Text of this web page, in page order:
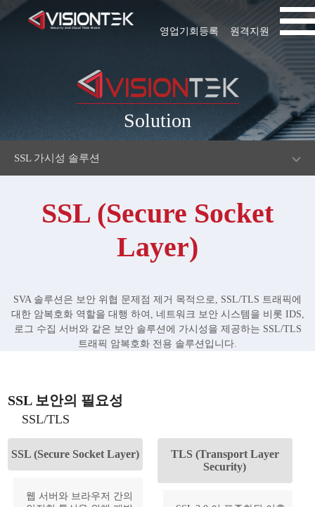
원격지원
영업기회등록
Solution
SSL 가시성 솔루션
SSL (Secure Socket
Layer)
SVA 솔루션은 보안 위협 문제점 제거 목적으로, SSL/TLS 트래픽에
대한 암복호화 역할을 대행 하여, 네트워크 보안 시스템을 비롯 IDS,
로그 수집 서버와 같은 보안 솔루션에 가시성을 제공하는 SSL/TLS
트래픽 암복호화 전용 솔루션입니다.
SSL 보안의 필요성
SSL/TLS
SSL (Secure Socket Layer)
웹 서버와 브라우저 간의
TLS (Transport Layer
Security)